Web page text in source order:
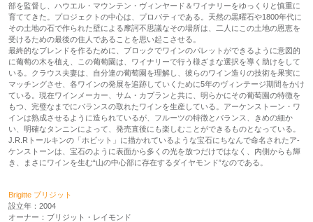
部を監督し、ハウエル・マウンテン・ヴィンヤード＆ワイナリーをゆっくりと慎重に
育ててきた。プロジェクトの中心は、プロパティである。天然の黒曜石や1800年代に
その土地の石で作られた壁による摩訶不思議なその場所は、二人にこの土地の恩恵を
受けるための最後の住人であることを思い起こさせる。
最終的なブレンドを作るために、ブロックでワインのパレットができるように意図的
に葡萄の木を植え、この葡萄園は、ワイナリーで行う様ざまな選択を導く助けをして
いる。クラウス夫妻は、自分達の葡萄園を理解し、彼らのワイン造りの技術を果実に
マッチングさせ、各ワインの発展を追跡していくために5年のヴィンテージ期間をかけ
ている。現在ワインメーカー、サム・カプランと共に、明らかにその葡萄園の特徴を
もつ、完璧なまでにバランスの取れたワインを生産している。アーケンストーン・ワ
インは熟成させるように造られているが、フルーツの特徴とバランス、きめの細か
い、明確なタンニンによって、発売直後にも楽しむことができるものとなっている。
J.R.Rトールキンの「ホビット」に描かれているような宝石にちなんで命名されたア-
ケンストーンは、宝石のように表面から多くの光を放つだけではなく、内側からも輝
き、まさにワインを生む“山の中心部に存在するダイヤモンド”なのである。
Brigitte ブリジット
設立年：2004
オーナー：ブリジット・レイモンド